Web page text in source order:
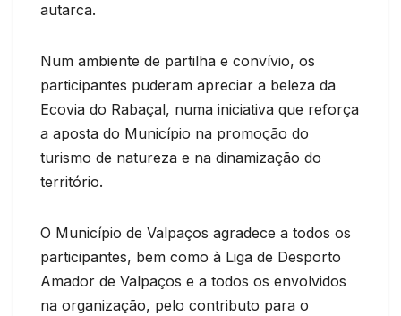
autarca.
Num ambiente de partilha e convívio, os
participantes puderam apreciar a beleza da
Ecovia do Rabaçal, numa iniciativa que reforça
a aposta do Município na promoção do
turismo de natureza e na dinamização do
território.
O Município de Valpaços agradece a todos os
participantes, bem como à Liga de Desporto
Amador de Valpaços e a todos os envolvidos
na organização, pelo contributo para o